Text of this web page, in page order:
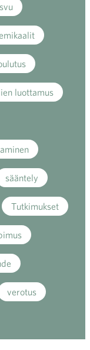
luottamus
sääntely
Tutkimukset
verotus